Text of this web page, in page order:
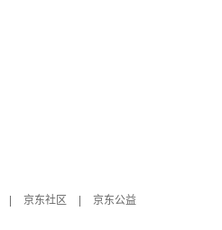
京东社区
京东公益